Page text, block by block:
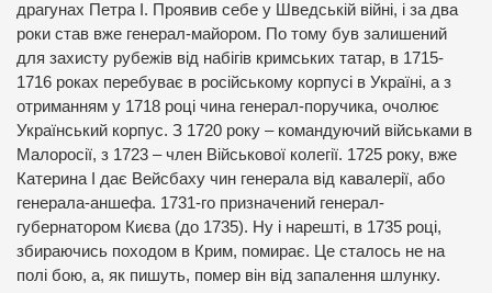
драгунах Петра І. Проявив себе у Шведській війні, і за два
роки став вже генерал-майором. По тому був залишений
для захисту рубежів від набігів кримських татар, в 1715-
1716 роках перебуває в російському корпусі в Україні, а з
отриманням у 1718 році чина генерал-поручика, очолює
Український корпус. З 1720 року – командуючий військами в
Малоросії, з 1723 – член Військової колегії. 1725 року, вже
Катерина І дає Вейсбаху чин генерала від кавалерії, або
генерала-аншефа. 1731-го призначений генерал-
губернатором Києва (до 1735). Ну і нарешті, в 1735 році,
збираючись походом в Крим, помирає. Це сталось не на
полі бою, а, як пишуть, помер він від запалення шлунку.